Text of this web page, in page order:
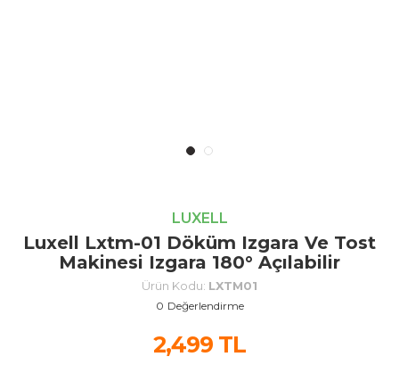
LUXELL
Luxell Lxtm-01 Döküm Izgara Ve Tost
Makinesi Izgara 180° Açılabilir
Ürün Kodu: LXTM01
0 Değerlendirme
2,499 TL